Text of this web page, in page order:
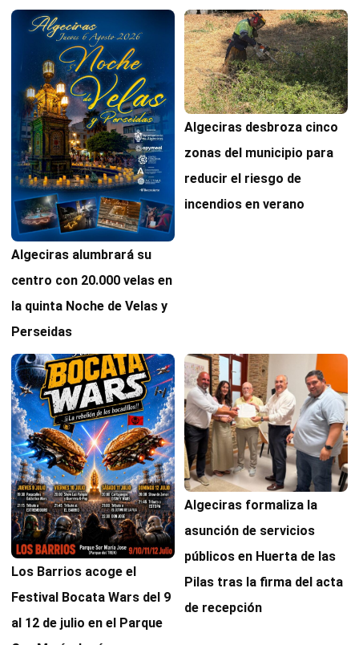
Algeciras alumbrará su
centro con 20.000 velas en
la quinta Noche de Velas y
Perseidas
Algeciras desbroza cinco
zonas del municipio para
reducir el riesgo de
incendios en verano
Los Barrios acoge el
Festival Bocata Wars del 9
al 12 de julio en el Parque
Algeciras formaliza la
asunción de servicios
públicos en Huerta de las
Pilas tras la firma del acta
de recepción